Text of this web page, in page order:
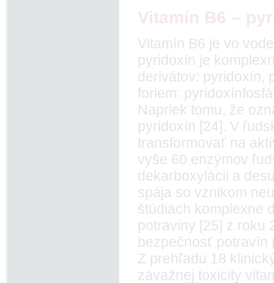
Vitamín B6 je vo
pyridoxín je
derivátov: pyridoxín,
foriem:
Napriek tomu, že
pyridoxín [24]. V
transformovať na
vyše 60 enzýmov
dekarboxylácii a
spája so vznikom
štúdiách komplexne
potraviny [25] z roku
bezpečnosť potravín
Z prehľadu 18
závažnej toxicity